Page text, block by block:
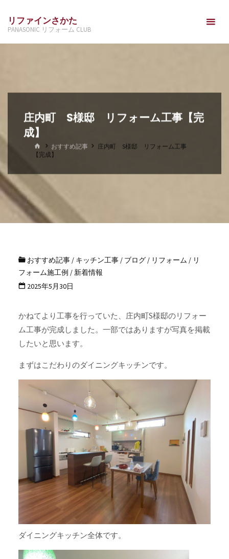
リファインさかた
PANASONIC リフォーム CLUB
庄内町 S様邸 リフォーム工事【完
成】
ホ
ー
おすすめ記事
庄内町 S様邸 リフォーム工事
【完成】
おすすめ記事/ キッチン工事/ ブログ/ リフォーム / リ
フォーム施工例 / 新着情報
2025年5月30日
かねてより工事を行っていた、庄内町S様邸のリフォー
ム工事が完成しました。一部ではありますが写真を掲載
したいと思います。
まずはこだわりのダイニングキッチンです。
ダイニングキッチン全体です。